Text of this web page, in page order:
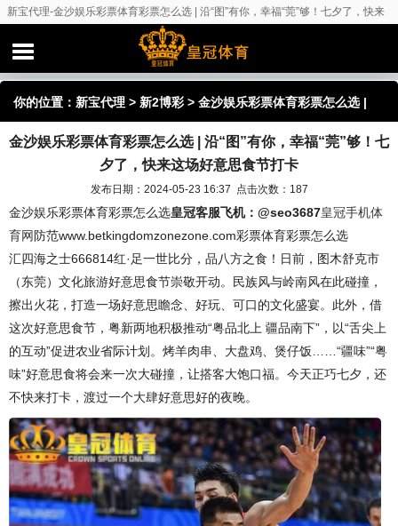
新宝代理-金沙娱乐彩票体育彩票怎么选 | 沿“图”有你，幸福“莞”够！七夕了，快来
你的位置： 新宝代理 > 新2博彩 > 金沙娱乐彩票体育彩票怎么选 |
沿“图”有你，幸福“莞”够！七夕了，快来这场好意思食节打卡
金沙娱乐彩票体育彩票怎么选 | 沿“图”有你，幸福“莞”够！七
夕了，快来这场好意思食节打卡
发布日期：2024-05-23 16:37 点击次数：187
金沙娱乐彩票体育彩票怎么选皇冠客服飞机：@seo3687皇冠手机体
育网防范www.betkingdomzonezone.com彩票体育彩票怎么选
汇四海之士666814红·足一世比分，品八方之食！日前，图木舒克市
（东莞）文化旅游好意思食节崇敬开动。民族风与岭南风在此碰撞，
擦出火花，打造一场好意思瞻念、好玩、可口的文化盛宴。此外，借
这次好意思食节，粤新两地积极推动“粤品北上 疆品南下”，以“舌尖上
的互动”促进农业省际计划。烤羊肉串、大盘鸡、煲仔饭……“疆味”“粤
味”好意思食将会来一次大碰撞，让搭客大饱口福。今天正巧七夕，还
不快来打卡，渡过一个大肆好意思好的夜晚。